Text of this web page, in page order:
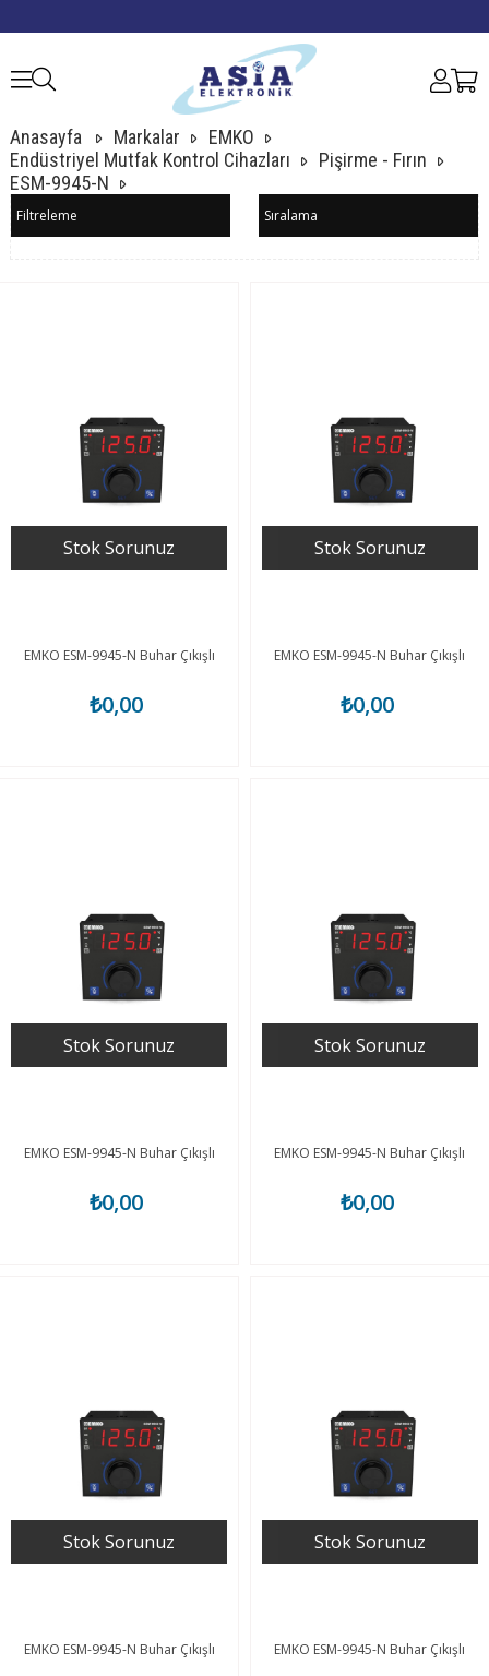
Anasayfa Markalar
EMKO
Endüstriyel Mutfak Kontrol Cihazları
Pişirme - Fırın
ESM-9945-N
Filtreleme Sıralama
Stok Sorunuz
EMKO ESM-9945-N Buhar Çıkışlı
₺0,00
Stok Sorunuz
EMKO ESM-9945-N Buhar Çıkışlı
₺0,00
Stok Sorunuz
EMKO ESM-9945-N Buhar Çıkışlı
₺0,00
Stok Sorunuz
EMKO ESM-9945-N Buhar Çıkışlı
₺0,00
Stok Sorunuz
EMKO ESM-9945-N Buhar Çıkışlı
Stok Sorunuz
EMKO ESM-9945-N Buhar Çıkışlı